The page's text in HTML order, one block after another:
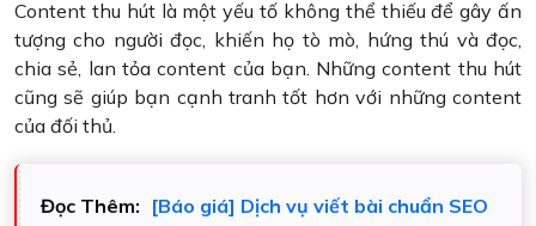
Content thu hút là một yếu tố không thể thiếu để gây ấn
tượng cho người đọc, khiến họ tò mò, hứng thú và đọc,
chia sẻ, lan tỏa content của bạn. Những content thu hút
cũng sẽ giúp bạn cạnh tranh tốt hơn với những content
của đối thủ.
Đọc Thêm: [Báo giá] Dịch vụ viết bài chuẩn SEO